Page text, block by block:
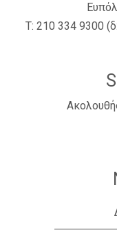
Τ: 210 334 9300